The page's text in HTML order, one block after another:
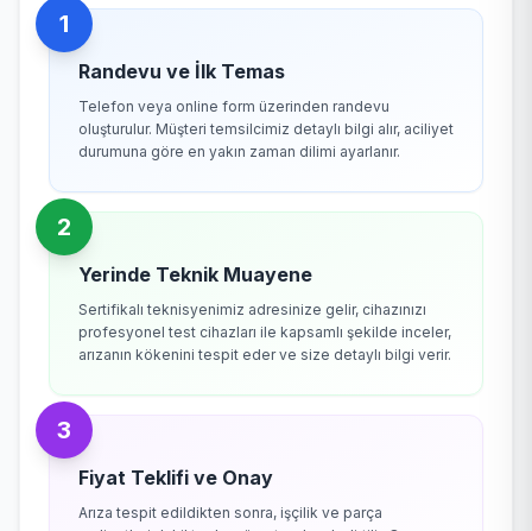
1
Randevu ve İlk Temas
Telefon veya online form üzerinden randevu
oluşturulur. Müşteri temsilcimiz detaylı bilgi alır, aciliyet
durumuna göre en yakın zaman dilimi ayarlanır.
2
Yerinde Teknik Muayene
Sertifikalı teknisyenimiz adresinize gelir, cihazınızı
profesyonel test cihazları ile kapsamlı şekilde inceler,
arızanın kökenini tespit eder ve size detaylı bilgi verir.
3
Fiyat Teklifi ve Onay
Arıza tespit edildikten sonra, işçilik ve parça